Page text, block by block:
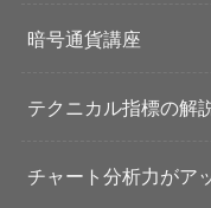
暗号通貨講座
テクニカル指標の解
チャート分析力がア